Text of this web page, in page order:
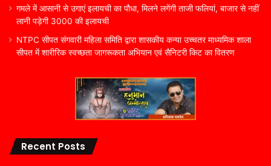
गमले में आसानी से उगाएं इलायची का पौधा, मिलने लगेंगी ताजी फलियां, बाजार से नहीं
लानी पड़ेगी 3000 की इलायची
NTPC सीपत संगवारी महिला समिति द्वारा शासकीय कन्या उच्चतर माध्यमिक शाला
सीपत में शारीरिक स्वच्छता जागरूकता अभियान एवं सैनिटरी किट का वितरण
Recent Posts